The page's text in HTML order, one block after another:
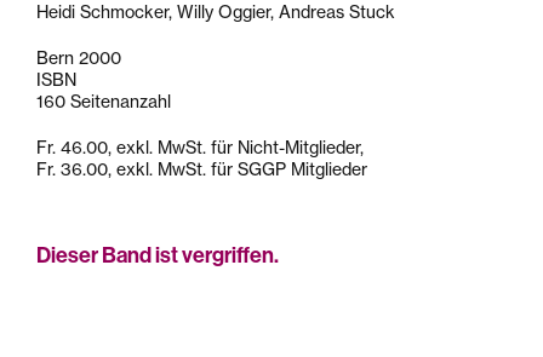
Heidi Schmocker, Willy Oggier, Andreas Stuck
Bern 2000
ISBN
160 Seitenanzahl
Fr. 46.00, exkl. MwSt. für Nicht-Mitglieder,
Fr. 36.00, exkl. MwSt. für SGGP Mitglieder
Dieser Band ist vergriffen.